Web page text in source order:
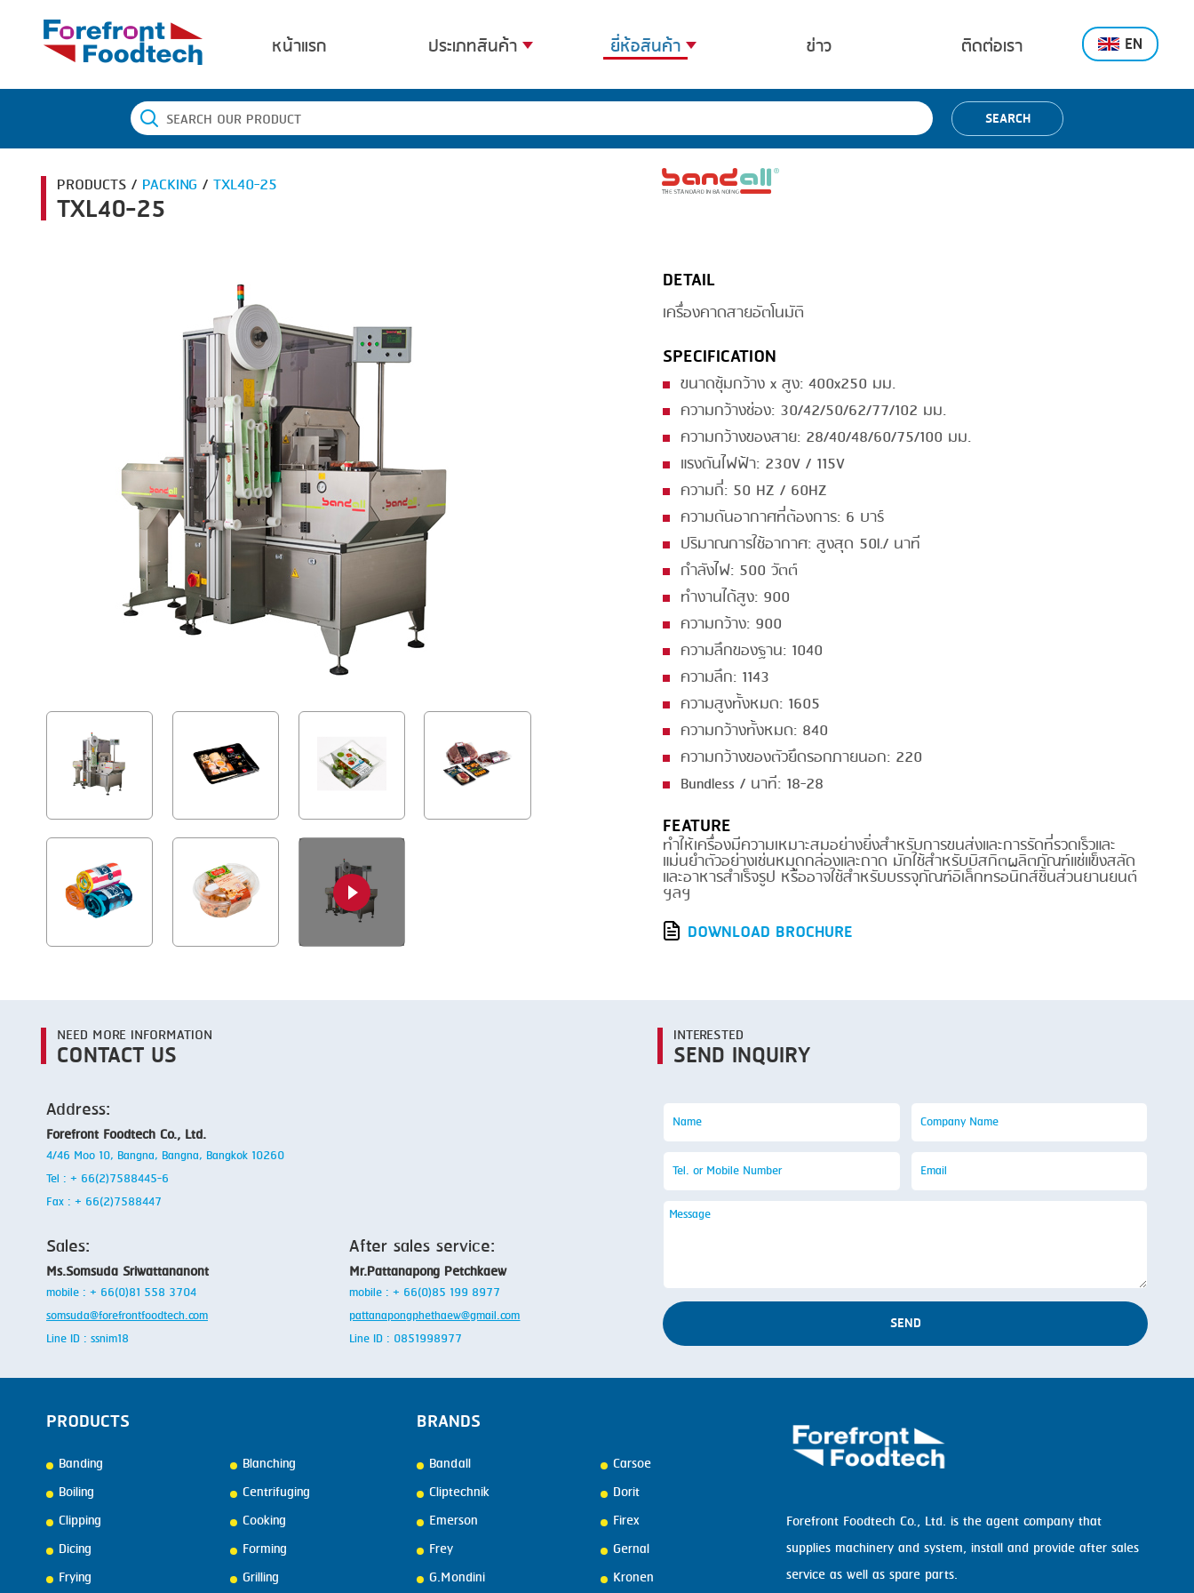
EN
หน้าแรก ประเภทสินค้า
BANDING
BLANCHING
FORMING
INJECTING
LOADER
MEMBRANING
PACKING
PEELING
SLICING
STEAMING
TUMBLING
VACUUM STUFFING
ยี่ห้อสินค้า
BANDALL
CARSOE
ข่าว ติดต่อเรา
SEARCH
PRODUCTS / PACKING / TXL40-25
TXL40-25
DETAIL
เครื่องคาดสายอัตโนมัติ
SPECIFICATION
ขนาดซุ้มกว้าง x สูง: 400x250 มม.
ความกว้างช่อง: 30/42/50/62/77/102 มม.
ความกว้างของสาย: 28/40/48/60/75/100 มม.
แรงดันไฟฟ้า: 230V / 115V
ความถี่: 50 HZ / 60HZ
ความดันอากาศที่ต้องการ: 6 บาร์
ปริมาณการใช้อากาศ: สูงสุด 50l./ นาที
กำลังไฟ: 500 วัตต์
ทำงานได้สูง: 900
ความกว้าง: 900
ความลึกของฐาน: 1040
ความลึก: 1143
ความสูงทั้งหมด: 1605
ความกว้างทั้งหมด: 840
ความกว้างของตัวยึดรอกภายนอก: 220
Bundless / นาที: 18-28
FEATURE
ทำให้เครื่องมีความเหมาะสมอย่างยิ่งสำหรับการขนส่งและการรัดที่รวดเร็วและ
แม่นยำตัวอย่างเช่นหมุดกล่องและถาด มักใช้สำหรับบิสกิตผลิตภัณฑ์แช่แข็งสลัด
และอาหารสำเร็จรูป หรืออาจใช้สำหรับบรรจุภัณฑ์อิเล็กทรอนิกส์ชิ้นส่วนยานยนต์
ฯลฯ
DOWNLOAD BROCHURE
NEED MORE INFORMATION
CONTACT US
Address:
Forefront Foodtech Co., Ltd.
4/46 Moo 10, Bangna, Bangna, Bangkok 10260
Tel : + 66(2)7588445-6
Fax : + 66(2)7588447
Sales:
Ms.Somsuda Sriwattananont
mobile : + 66(0)81 558 3704
somsuda@forefrontfoodtech.com
Line ID : ssnim18
After sales service:
Mr.Pattanapong Petchkaew
mobile : + 66(0)85 199 8977
pattanapongphethaew@gmail.com
Line ID : 0851998977
INTERESTED
SEND INQUIRY
SEND
PRODUCTS
Banding
Blanching
Boiling
Centrifuging
Clipping
Cooking
Dicing
Forming
Frying
Grilling
BRANDS
Bandall
Carsoe
Cliptechnik
Dorit
Emerson
Firex
Frey
Gernal
G.Mondini
Kronen
Forefront Foodtech Co., Ltd. is the agent company that
supplies machinery and system, install and provide after sales
service as well as spare parts.